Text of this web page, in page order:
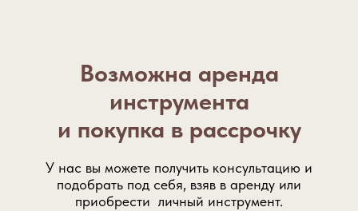
Возможна аренда
инструмента
и покупка в рассрочку
У нас вы можете получить консультацию и
подобрать под себя, взяв в аренду или
приобрести личный инструмент.